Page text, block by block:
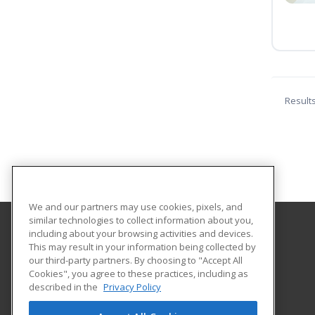
Harrisburg Area Community College
One HACC Drive
Harrisburg, PA 17110 US
We and our partners may use cookies, pixels, and
similar technologies to collect information about you,
including about your browsing activities and devices.
This may result in your information being collected by
our third-party partners. By choosing to "Accept All
Cookies", you agree to these practices, including as
described in the Privacy Policy